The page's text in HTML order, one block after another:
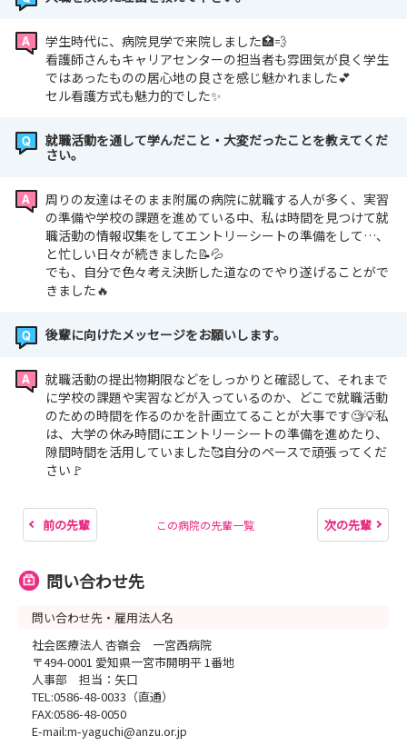
学生時代に、病院見学で来院しました🏥💨
看護師さんもキャリアセンターの担当者も雰囲気が良く学生
ではあったものの居心地の良さを感じ魅かれました💕
セル看護方式も魅力的でした✨
就職活動を通して学んだこと・大変だったことを教えてくだ
さい。
周りの友達はそのまま附属の病院に就職する人が多く、実習
の準備や学校の課題を進めている中、私は時間を見つけて就
職活動の情報収集をしてエントリーシートの準備をして…、
と忙しい日々が続きました📝💦
でも、自分で色々考え決断した道なのでやり遂げることがで
きました🔥
後輩に向けたメッセージをお願いします。
就職活動の提出物期限などをしっかりと確認して、それまで
に学校の課題や実習などが入っているのか、どこで就職活動
のための時間を作るのかを計画立てることが大事です🧐💡私
は、大学の休み時間にエントリーシートの準備を進めたり、
隙間時間を活用していました🥰自分のペースで頑張ってくだ
さい🚩
前の先輩 この病院の先輩一覧 次の先輩
問い合わせ先
問い合わせ先・雇用法人名
社会医療法人 杏嶺会 一宮西病院
〒494-0001 愛知県一宮市開明平 1番地
人事部 担当：矢口
TEL:0586-48-0033（直通）
FAX:0586-48-0050
E-mail:m-yaguchi@anzu.or.jp